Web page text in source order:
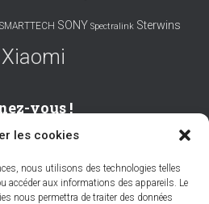
les cookies
nous utilisons des technologies telles
accéder aux informations des appareils. Le
nous permettra de traiter des données
SONY Spectralink Sterwins
Xiaomi
vous !